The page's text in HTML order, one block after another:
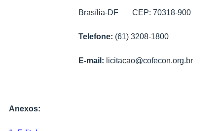
Brasília-DF CEP: 70318-900
Telefone: (61) 3208-1800
E-mail: licitacao@cofecon.org.br
Anexos: